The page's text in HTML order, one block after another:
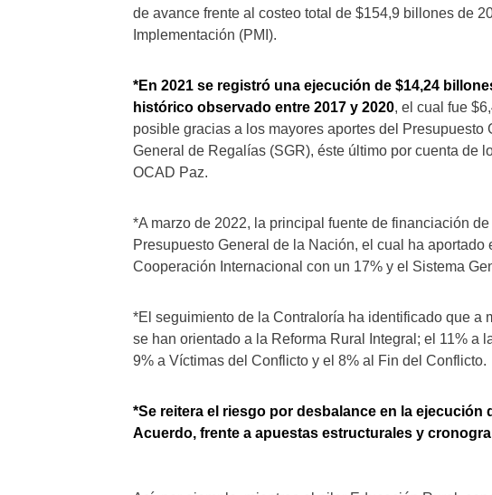
de avance frente al costeo total de $154,9 billones de
Implementación (PMI).
*En 2021 se registró una ejecución de $14,24
histórico observado entre 2017 y 2020, el cual fue
posible gracias a los mayores aportes del Presupuesto
General de Regalías (SGR), éste último por cuenta de
OCAD Paz.
*A marzo de 2022, la principal fuente de financiación
Presupuesto General de la Nación, el cual ha
Cooperación Internacional con un 17% y el Sistema
*El seguimiento de la Contraloría ha identificado que a
se han orientado a la Reforma Rural Integral; el 11% a
9% a Víctimas del Conflicto y el 8% al Fin del Conflicto.
*Se reitera el riesgo por desbalance en la ejecución
Acuerdo, frente a apuestas estructurales y